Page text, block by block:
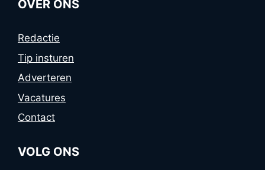
OVER ONS
Redactie
Tip insturen
Adverteren
Vacatures
Contact
VOLG ONS